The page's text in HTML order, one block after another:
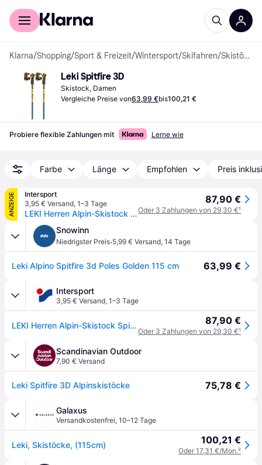
Für Shopper
Klarna/Shopping/Sport & Freizeit/Wintersport/Skifahren/ Skistöcke
Leki Spitfire 3D
Skistock, Damen
Vergleiche Preise von63,99 €bis100,21 €
Probiere flexible Zahlungen mit Lerne wie
Farbe Länge Empfohlen Preis
ANZEIGE
Intersport
3,95 € Versand, 1–3 Tage
LEKI Herren Alpin-Skistock Spitfire 3D
87,90 €
Oder 3 Zahlungen von 29,30 €¹
Snowinn
Niedrigster Preis·5,99 € Versand, 14 Tage
Leki Alpino Spitfire 3d Poles Golden 115 cm 63,99 €
Intersport
3,95 € Versand, 1–3 Tage
LEKI Herren Alpin-Skistock Spitfire 3D 87,90 €
Oder 3 Zahlungen von 29,30 €¹
Scandinavian Outdoor
7,90 € Versand
Leki Spitfire 3D Alpinskistöcke 75,78 €
Galaxus
Versandkostenfrei, 10–12 Tage
Leki, Skistöcke, (115cm) 100,21 €
Oder 17,31 €/Mon.²